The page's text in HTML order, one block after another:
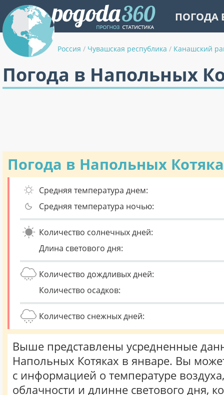
ПОГОДА
Россия / Чувашская республика / Канашский
Погода в Напольных
Погода в Напольных
Средняя температура днем:
Средняя температура ночью:
Количество солнечных дней:
Длина светового дня:
Количество дождливых дней:
Количество осадков:
Количество снежных дней:
Выше представлены усредненные
Напольных Котяках в январе. Вы
с информацией о температуре
облачности и длинне светового дня,